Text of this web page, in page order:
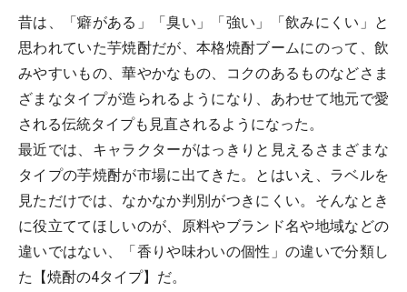
昔は、「癖がある」「臭い」「強い」「飲みにくい」と
思われていた芋焼酎だが、本格焼酎ブームにのって、飲
みやすいもの、華やかなもの、コクのあるものなどさま
ざまなタイプが造られるようになり、あわせて地元で愛
される伝統タイプも見直されるようになった。
最近では、キャラクターがはっきりと見えるさまざまな
タイプの芋焼酎が市場に出てきた。とはいえ、ラベルを
見ただけでは、なかなか判別がつきにくい。そんなとき
に役立ててほしいのが、原料やブランド名や地域などの
違いではない、「香りや味わいの個性」の違いで分類し
た【焼酎の4タイプ】だ。